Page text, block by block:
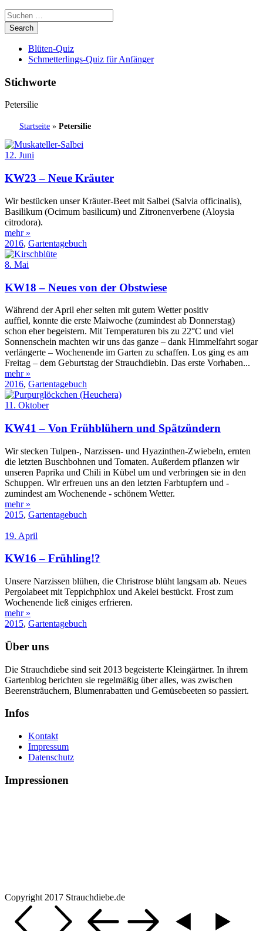
Blüten-Quiz
Schmetterlings-Quiz für Anfänger
Stichworte
Petersilie
Startseite » Petersilie
12. Juni
KW23 – Neue Kräuter
Wir bestücken unser Kräuter-Beet mit Salbei (Salvia officinalis),
Basilikum (Ocimum basilicum) und Zitronenverbene (Aloysia
citrodora).
mehr »
2016, Gartentagebuch
8. Mai
KW18 – Neues von der Obstwiese
Während der April eher selten mit gutem Wetter positiv
auffiel, konnte die erste Maiwoche (zumindest ab Donnerstag)
schon eher begeistern. Mit Temperaturen bis zu 22°C und viel
Sonnenschein machten wir uns das ganze – dank Himmelfahrt sogar
verlängerte – Wochenende im Garten zu schaffen. Los ging es am
Freitag – dem Geburtstag der Strauchdiebin. Das erste Vorhaben...
mehr »
2016, Gartentagebuch
11. Oktober
KW41 – Von Frühblühern und Spätzündern
Wir stecken Tulpen-, Narzissen- und Hyazinthen-Zwiebeln, ernten
die letzten Buschbohnen und Tomaten. Außerdem pflanzen wir
unseren Paprika und Chili in Kübel um und verbringen sie in den
Schuppen. Wir erfreuen uns an den letzten Farbtupfern und -
zumindest am Wochenende - schönem Wetter.
mehr »
2015, Gartentagebuch
19. April
KW16 – Frühling!?
Unsere Narzissen blühen, die Christrose blüht langsam ab. Neues
Pergolabeet mit Teppichphlox und Akelei bestückt. Frost zum
Wochenende ließ einiges erfrieren.
mehr »
2015, Gartentagebuch
Über uns
Die Strauchdiebe sind seit 2013 begeisterte Kleingärtner. In ihrem
Gartenblog berichten sie regelmäßig über alles, was zwischen
Beerensträuchern, Blumenrabatten und Gemüsebeeten so passiert.
Infos
Kontakt
Impressum
Datenschutz
Impressionen
Copyright 2017 Strauchdiebe.de